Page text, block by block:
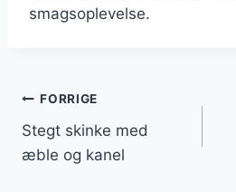
smagsoplevelse.
Indlægsnavigation
FORRIGE
Stegt skinke med
æble og kanel